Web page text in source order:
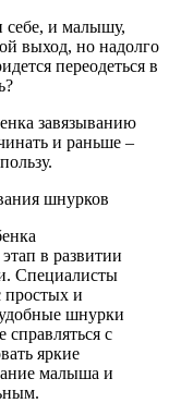
себе, и малышу,
выход, но надолго
переодеться в
завязыванию
и раньше –
в развитии
Специалисты
простых и
шнурки
справляться с
яркие
малыша и